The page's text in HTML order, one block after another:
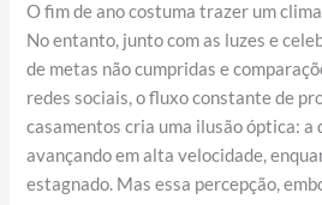
O fim de ano costuma trazer um
No entanto, junto com as luzes e
de metas não cumpridas e
redes sociais, o fluxo constante de
casamentos cria uma ilusão óptica: a
avançando em alta velocidade,
estagnado. Mas essa percepção,